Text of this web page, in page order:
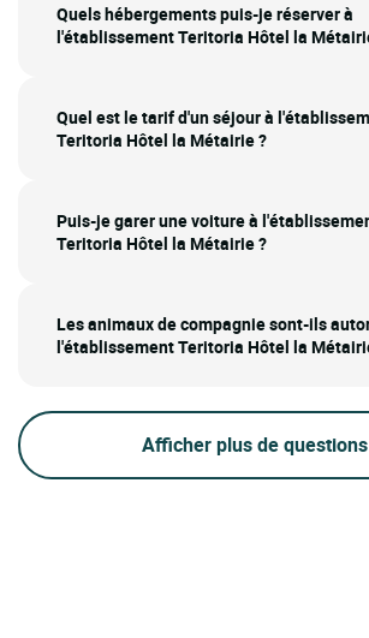
Quels hébergements puis-je réserver à
l'établissement Teritoria Hôtel la
Quel est le tarif d'un séjour à
Teritoria Hôtel la Métairie ?
Puis-je garer une voiture à
Teritoria Hôtel la Métairie ?
Les animaux de compagnie sont-ils
l'établissement Teritoria Hôtel la
Afficher plus de questions